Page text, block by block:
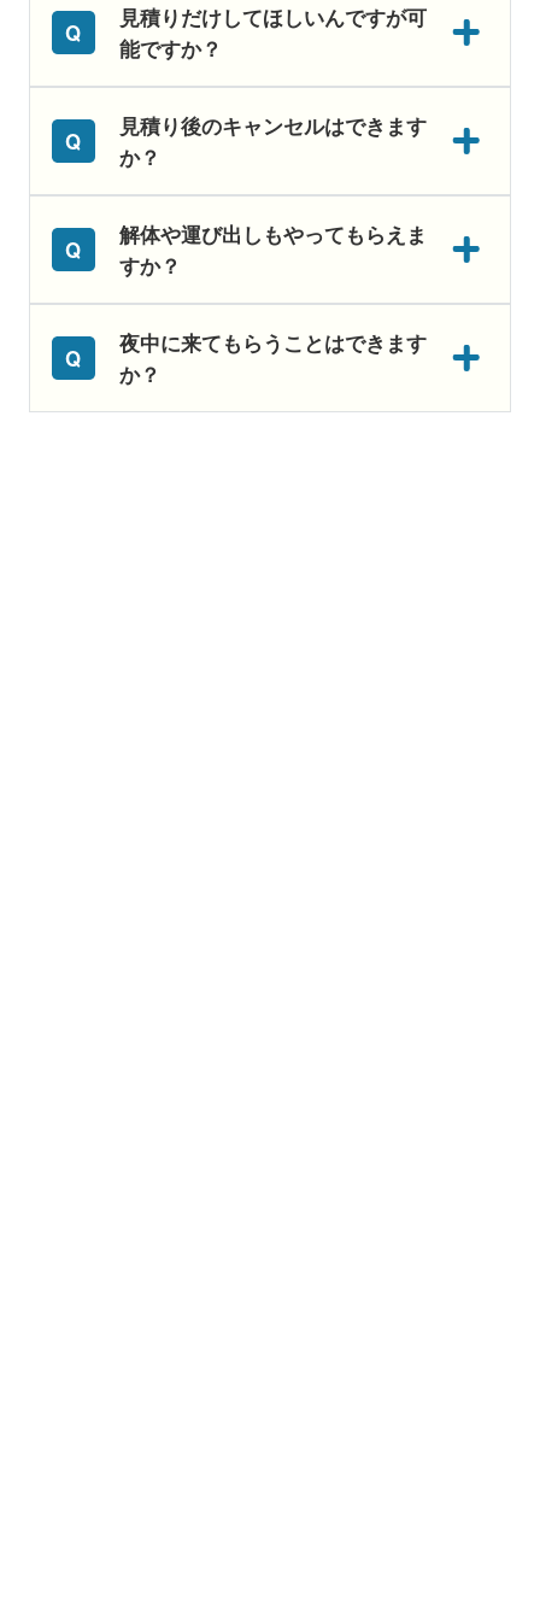
見積りだけしてほしいんですが可
能ですか？
見積り後のキャンセルはできます
か？
解体や運び出しもやってもらえま
すか？
夜中に来てもらうことはできます
か？